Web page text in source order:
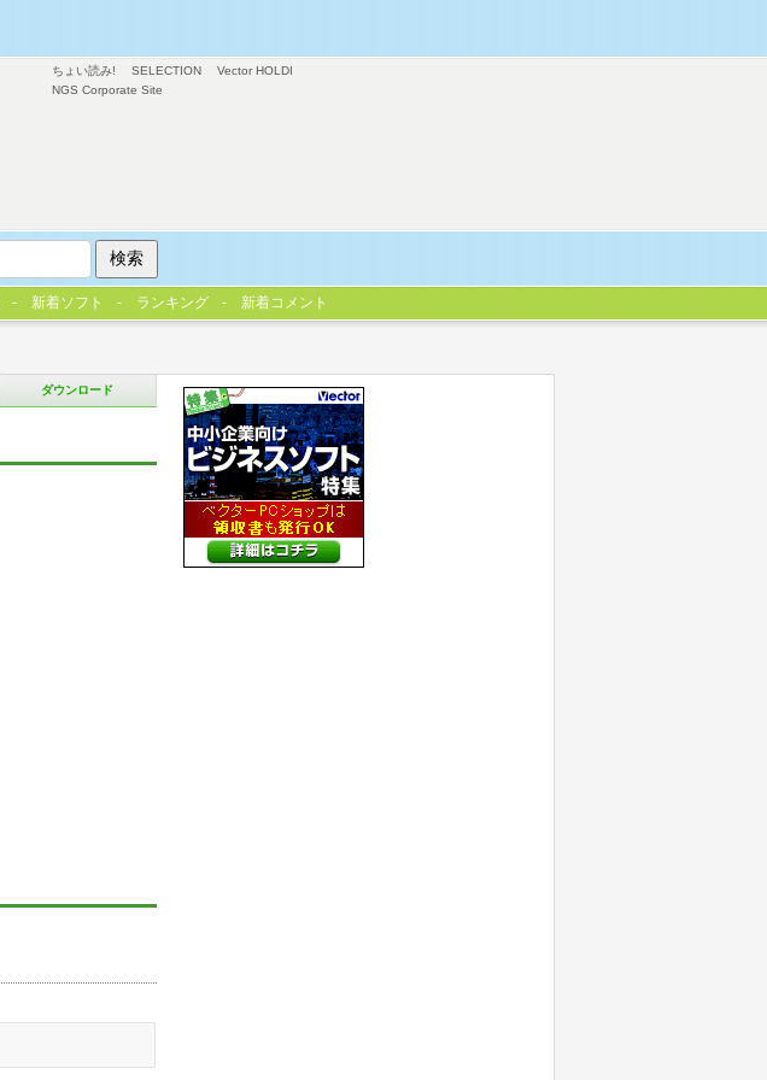
ダウンロード
ちょい読み! SELECTION
Vector HOLDI
NGS Corporate Site
新着ソフト ランキング 新着コメント